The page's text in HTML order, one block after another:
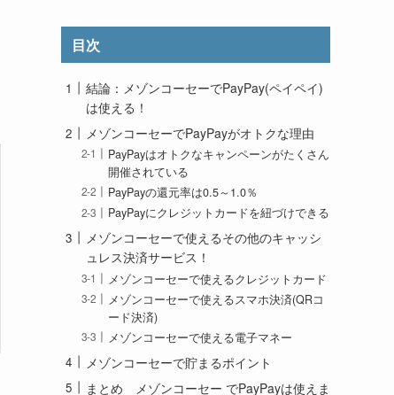
目次
結論：メゾンコーセーでPayPay(ペイペイ)
は使える！
メゾンコーセーでPayPayがオトクな理由
PayPayはオトクなキャンペーンがたくさん
開催されている
PayPayの還元率は0.5～1.0％
PayPayにクレジットカードを紐づけできる
メゾンコーセーで使えるその他のキャッシ
ュレス決済サービス！
メゾンコーセーで使えるクレジットカード
メゾンコーセーで使えるスマホ決済(QRコ
ード決済)
メゾンコーセーで使える電子マネー
メゾンコーセーで貯まるポイント
まとめ メゾンコーセー でPayPayは使えま